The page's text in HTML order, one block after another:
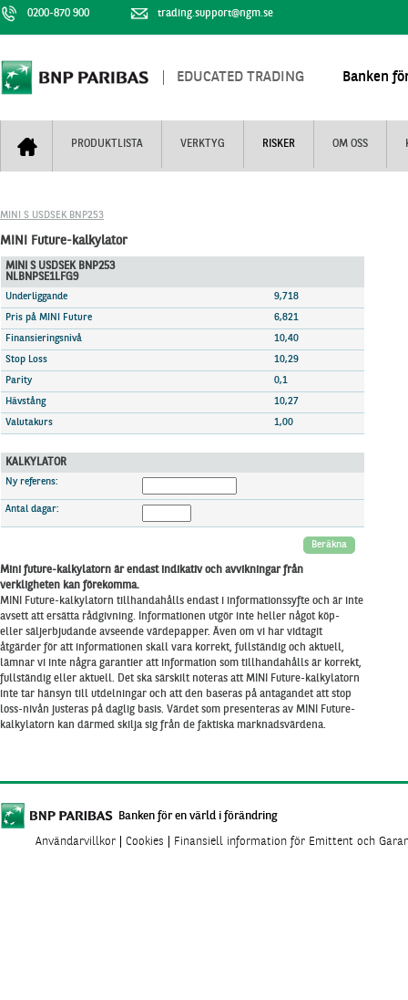
0200-870 900 trading.support@ngm.se
EDUCATED TRADING Banken
PRODUKTLISTA VERKTYG RISKER OM OSS
Mini Futures
Unlimited Turbos
Nya produkter
Stoppade & förfallna produkter
Utsålda produkter
Nyhestbrev+
Realtidskurser
Knock-plocken
Kunskapscentra+
Hur handlar jag
Marknadsöversikt
Finansiell information
MINI S USDSEK BNP253
MINI Future-kalkylator
MINI S USDSEK BNP253
NLBNPSE1LFG9
Underliggande 9,718
Pris på MINI Future 6,821
Finansieringsnivå 10,40
Stop Loss 10,29
Parity 0,1
Hävstång 10,27
Valutakurs 1,00
KALKYLATOR
Ny referens:
Antal dagar:
Beräkna
Mini future-kalkylatorn är endast indikativ och avvikningar från
verkligheten kan förekomma.
MINI Future-kalkylatorn tillhandahålls endast i informationssyfte och är inte
avsett att ersätta rådgivning. Informationen utgör inte heller något köp-
eller säljerbjudande avseende värdepapper. Även om vi har vidtagit
åtgärder för att informationen skall vara korrekt, fullständig och aktuell,
lämnar vi inte några garantier att information som tillhandahålls är korrekt,
fullständig eller aktuell. Det ska särskilt noteras att MINI Future-kalkylatorn
inte tar hänsyn till utdelningar och att den baseras på antagandet att stop
loss-nivån justeras på daglig basis. Värdet som presenteras av MINI Future-
kalkylatorn kan därmed skilja sig från de faktiska marknadsvärdena.
Banken för en värld i förändring
Användarvillkor Cookies Finansiell information för Emittent och